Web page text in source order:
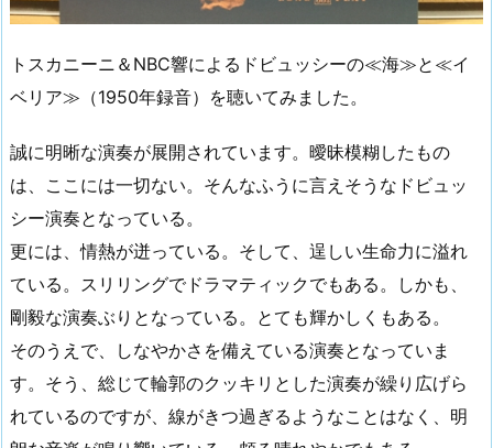
トスカニーニ＆NBC響によるドビュッシーの≪海≫と≪イ
ベリア≫（1950年録音）を聴いてみました。
誠に明晰な演奏が展開されています。曖昧模糊したもの
は、ここには一切ない。そんなふうに言えそうなドビュッ
シー演奏となっている。
更には、情熱が迸っている。そして、逞しい生命力に溢れ
ている。スリリングでドラマティックでもある。しかも、
剛毅な演奏ぶりとなっている。とても輝かしくもある。
そのうえで、しなやかさを備えている演奏となっていま
す。そう、総じて輪郭のクッキリとした演奏が繰り広げら
れているのですが、線がきつ過ぎるようなことはなく、明